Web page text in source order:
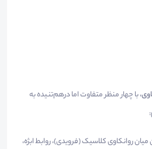
، با چهار منظر متفاوت اما درهم‌تنیده به
روانکاوی کلاسیک (فرویدی)، روابط ابژه،